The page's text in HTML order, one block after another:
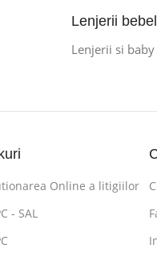
Lenjerii
Lenjerii si
Online a litigiilor
- SAL